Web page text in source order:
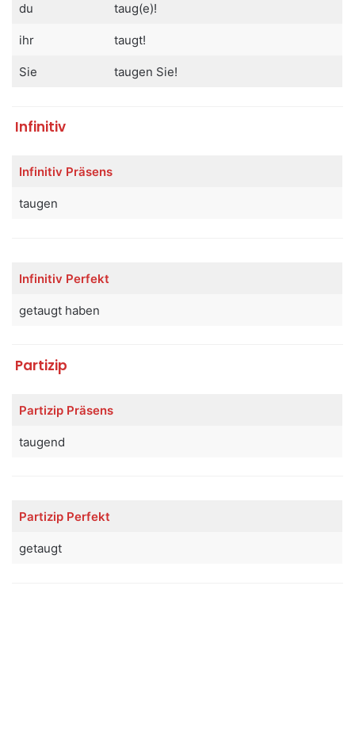
du taug(e)!
ihr taugt!
Sie taugen Sie!
Infinitiv
Infinitiv Präsens
taugen
Infinitiv Perfekt
getaugt haben
Partizip
Partizip Präsens
taugend
Partizip Perfekt
getaugt